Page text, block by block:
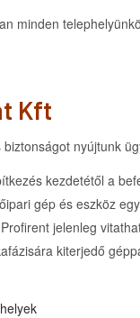
minden
Kft
nyújtunk
kezdetétől a
gép és eszköz
jelenleg
kiterjedő